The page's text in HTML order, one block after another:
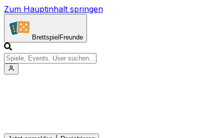
Zum Hauptinhalt springen
Brettspiel Freunde